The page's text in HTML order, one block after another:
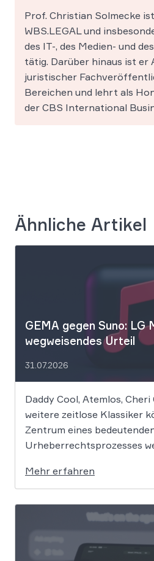
Prof. Christian Solmecke
WBS.LEGAL und
des IT-, des Medien- und
tätig. Darüber hinaus ist er
juristischer
Bereichen und lehrt als
der CBS International
Ähnliche Artikel
GEMA gegen Suno: LG
wegweisendes Urteil
31.07.2026
Daddy Cool, Atemlos,
weitere zeitlose Klassiker
Zentrum eines
Urheberrechtsprozesses
die Rechte ihrer Mitglieder
Unternehmen hinter der
App werden massive
Mehr erfahren